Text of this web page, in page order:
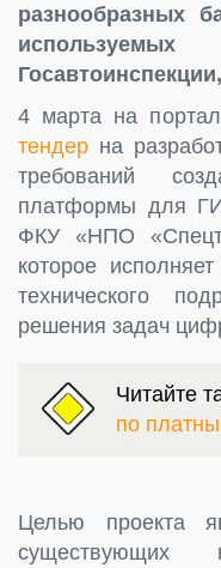
разнообразных
4 марта на
тендер на
требований
платформы для
ФКУ «НПО
которое
технического
решения задач
Читайте
по
Целью проекта